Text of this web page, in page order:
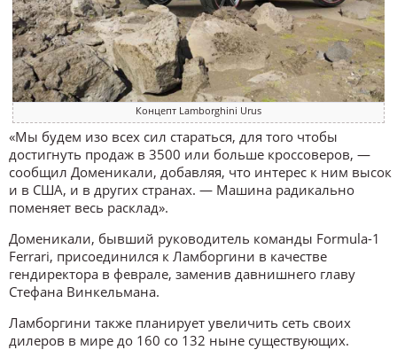
Концепт Lamborghini Urus
«Мы будем изо всех сил стараться, для того чтобы
достигнуть продаж в 3500 или больше кроссоверов, —
сообщил Доменикали, добавляя, что интерес к ним высок
и в США, и в других странах. — Машина радикально
поменяет весь расклад».
Доменикали, бывший руководитель команды Formula-1
Ferrari, присоединился к Ламборгини в качестве
гендиректора в феврале, заменив давнишнего главу
Стефана Винкельмана.
Ламборгини также планирует увеличить сеть своих
дилеров в мире до 160 со 132 ныне существующих.